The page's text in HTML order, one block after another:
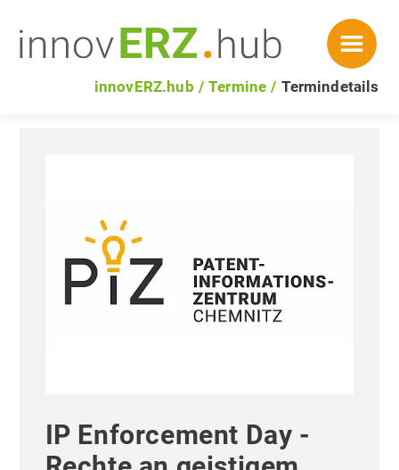
innovERZ.hub Termine Termindetails
IP Enforcement Day -